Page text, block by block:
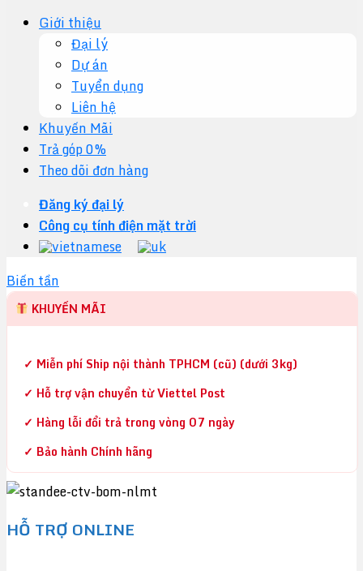
Giới thiệu
Đại lý
Dự án
Tuyển dụng
Liên hệ
Khuyến Mãi
Trả góp 0%
Theo dõi đơn hàng
Đăng ký đại lý
Công cụ tính điện mặt trời
Biến tần
KHUYẾN MÃI
✓ Miễn phí Ship nội thành TPHCM (cũ) (dưới 3kg)
✓ Hỗ trợ vận chuyển từ Viettel Post
✓ Hàng lỗi đổi trả trong vòng 07 ngày
✓ Bảo hành Chính hãng
HỖ TRỢ ONLINE